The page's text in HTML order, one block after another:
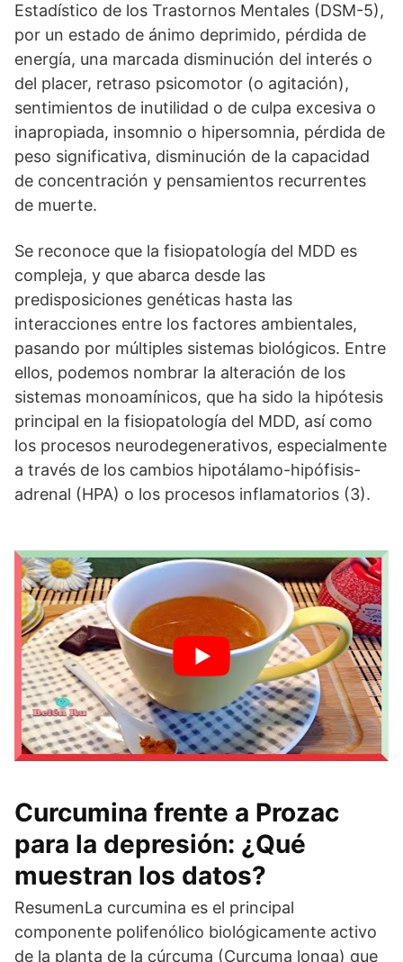
Estadístico de los Trastornos Mentales (DSM-5),
por un estado de ánimo deprimido, pérdida de
energía, una marcada disminución del interés o
del placer, retraso psicomotor (o agitación),
sentimientos de inutilidad o de culpa excesiva o
inapropiada, insomnio o hipersomnia, pérdida de
peso significativa, disminución de la capacidad
de concentración y pensamientos recurrentes
de muerte.
Se reconoce que la fisiopatología del MDD es
compleja, y que abarca desde las
predisposiciones genéticas hasta las
interacciones entre los factores ambientales,
pasando por múltiples sistemas biológicos. Entre
ellos, podemos nombrar la alteración de los
sistemas monoamínicos, que ha sido la hipótesis
principal en la fisiopatología del MDD, así como
los procesos neurodegenerativos, especialmente
a través de los cambios hipotálamo-hipófisis-
adrenal (HPA) o los procesos inflamatorios (3).
Curcumina frente a Prozac
para la depresión: ¿Qué
muestran los datos?
ResumenLa curcumina es el principal
componente polifenólico biológicamente activo
de la planta de la cúrcuma (Curcuma longa) que